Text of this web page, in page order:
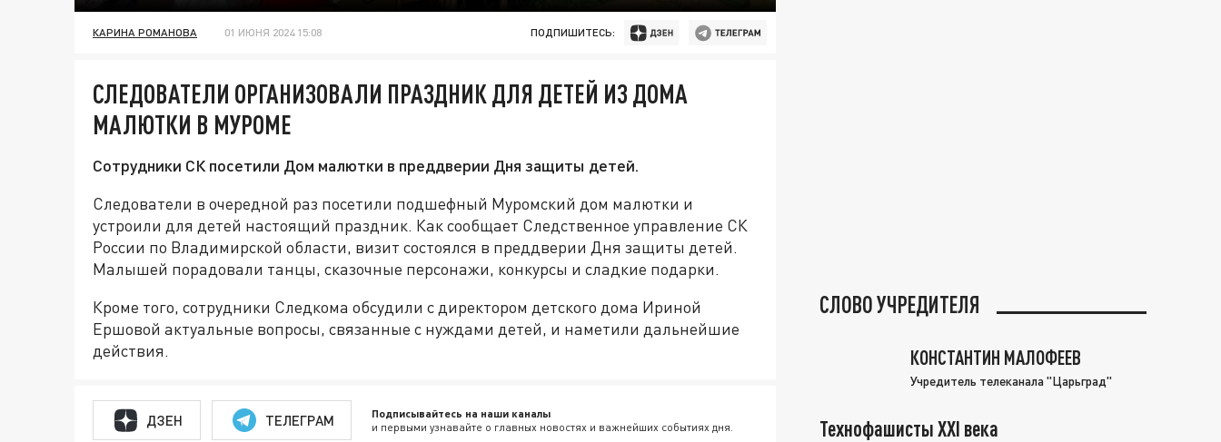
КАРИНА РОМАНОВА 01 ИЮНЯ 2024 15:08 ПОДПИШИТЕСЬ:
СЛЕДОВАТЕЛИ ОРГАНИЗОВАЛИ ПРАЗДНИК ДЛЯ ДЕТЕЙ ИЗ ДОМА
МАЛЮТКИ В МУРОМЕ
Сотрудники СК посетили Дом малютки в преддверии Дня защиты детей.
Следователи в очередной раз посетили подшефный Муромский дом малютки и
устроили для детей настоящий праздник. Как сообщает Следственное управление СК
России по Владимирской области, визит состоялся в преддверии Дня защиты детей.
Малышей порадовали танцы, сказочные персонажи, конкурсы и сладкие подарки.
Кроме того, сотрудники Следкома обсудили с директором детского дома Ириной
Ершовой актуальные вопросы, связанные с нуждами детей, и наметили дальнейшие
действия.
ДЗЕН ТЕЛЕГРАМ Подписывайтесь на наши каналы
и первыми узнавайте о главных новостях и важнейших событиях дня.
СЛОВО УЧРЕДИТЕЛЯ
КОНСТАНТИН МАЛОФЕЕВ
Учредитель телеканала "Царьград"
Технофашисты XXI века